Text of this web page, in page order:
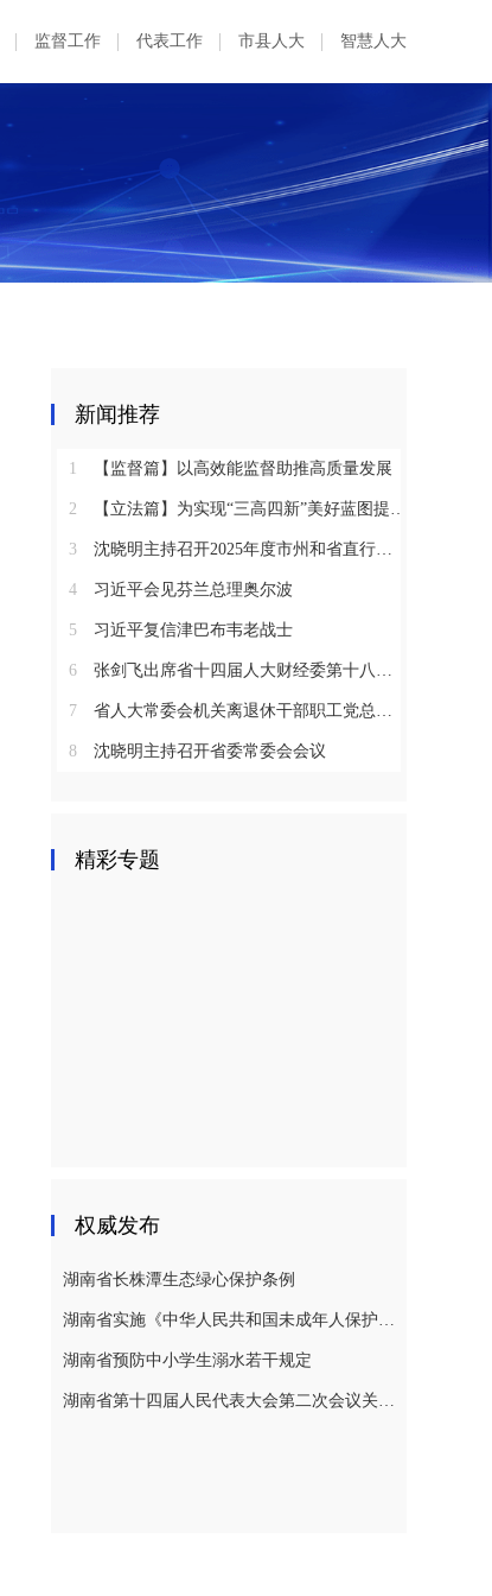
监督工作 代表工作 市县人大 智慧人大
新闻推荐
1 【监督篇】以高效能监督助推高质量发展
2 【立法篇】为实现“三高四新”美好蓝图提供坚实法治保障
3 沈晓明主持召开2025年度市州和省直行业系统党（工）委书记抓基层党建工作述职评议会议
4 习近平会见芬兰总理奥尔波
5 习近平复信津巴布韦老战士
6 张剑飞出席省十四届人大财经委第十八次全体会议
7 省人大常委会机关离退休干部职工党总支召开2025年度总结表彰大会
8 沈晓明主持召开省委常委会会议
精彩专题
权威发布
湖南省长株潭生态绿心保护条例
湖南省实施《中华人民共和国未成年人保护法》若干规定
湖南省预防中小学生溺水若干规定
湖南省第十四届人民代表大会第二次会议关于湖南省人民代表大会常务委员会工作报告的决议